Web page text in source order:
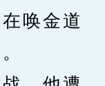
唤金道